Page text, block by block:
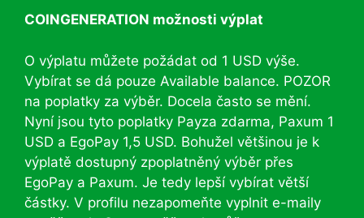
COINGENERATION možnosti výplat
O výplatu můžete požádat od 1 USD výše.
Vybírat se dá pouze Available balance. POZOR
na poplatky za výběr. Docela často se mění.
Nyní jsou tyto poplatky Payza zdarma, Paxum 1
USD a EgoPay 1,5 USD. Bohužel většinou je k
výplatě dostupný zpoplatněný výběr přes
EgoPay a Paxum. Je tedy lepší vybírat větší
částky. V profilu nezapomeňte vyplnit e-maily